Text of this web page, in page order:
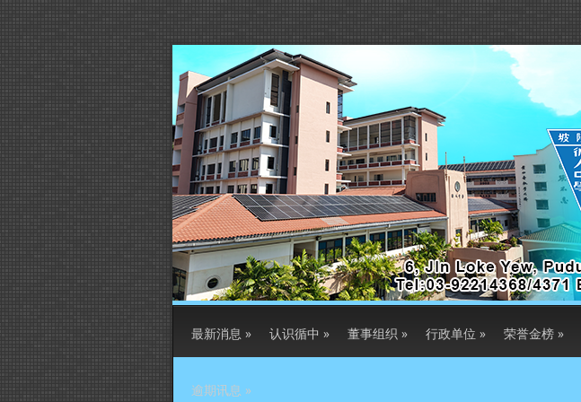
最新消息 » 认识循中 » 董事组织 » 行政单位 » 荣誉金榜 »
逾期讯息 »